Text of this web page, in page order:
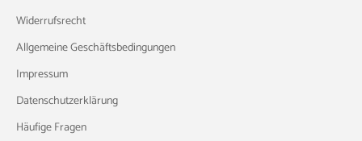
Widerrufsrecht
Allgemeine Geschäftsbedingungen
Impressum
Datenschutzerklärung
Häufige Fragen